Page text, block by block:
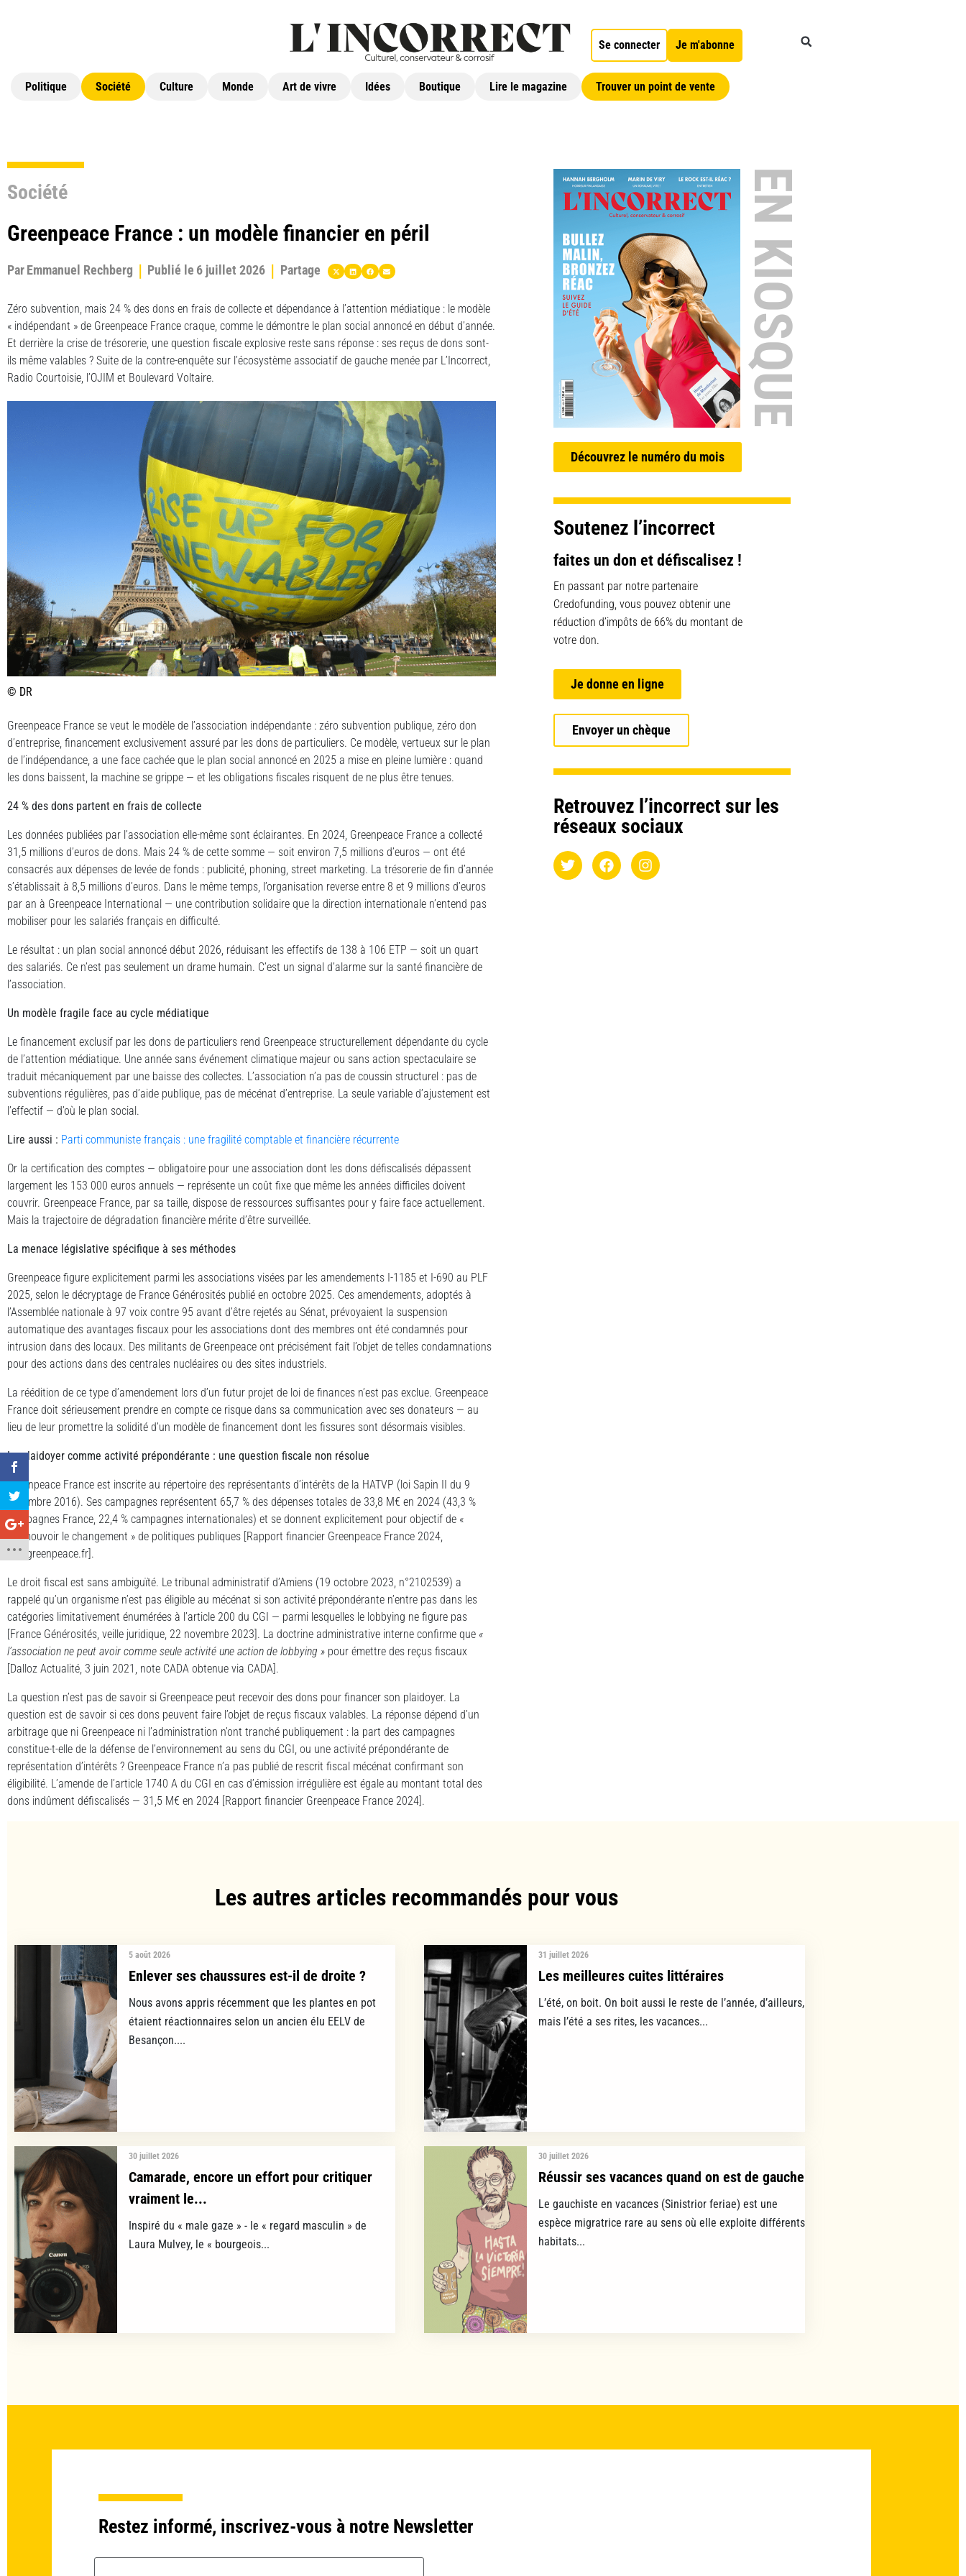
Se connecter Je m'abonne
Politique Société Culture Monde Art de vivre Idées Boutique Lire le magazine Trouver un point de vente
Société
Greenpeace France : un modèle financier en péril
ParEmmanuel Rechberg Publié le 6 juillet 2026 Partage
Zéro subvention, mais 24 % des dons en frais de collecte et dépendance à l’attention médiatique : le modèle
« indépendant » de Greenpeace France craque, comme le démontre le plan social annoncé en début d’année.
Et derrière la crise de trésorerie, une question fiscale explosive reste sans réponse : ses reçus de dons sont-
ils même valables ? Suite de la contre-enquête sur l’écosystème associatif de gauche menée par L’Incorrect,
Radio Courtoisie, l’OJIM et Boulevard Voltaire.
© DR
Greenpeace France se veut le modèle de l’association indépendante : zéro subvention publique, zéro don
d’entreprise, financement exclusivement assuré par les dons de particuliers. Ce modèle, vertueux sur le plan
de l’indépendance, a une face cachée que le plan social annoncé en 2025 a mise en pleine lumière : quand
les dons baissent, la machine se grippe — et les obligations fiscales risquent de ne plus être tenues.
24 % des dons partent en frais de collecte
Les données publiées par l’association elle-même sont éclairantes. En 2024, Greenpeace France a collecté
31,5 millions d’euros de dons. Mais 24 % de cette somme — soit environ 7,5 millions d’euros — ont été
consacrés aux dépenses de levée de fonds : publicité, phoning, street marketing. La trésorerie de fin d’année
s’établissait à 8,5 millions d’euros. Dans le même temps, l’organisation reverse entre 8 et 9 millions d’euros
par an à Greenpeace International — une contribution solidaire que la direction internationale n’entend pas
mobiliser pour les salariés français en difficulté.
Le résultat : un plan social annoncé début 2026, réduisant les effectifs de 138 à 106 ETP — soit un quart
des salariés. Ce n’est pas seulement un drame humain. C’est un signal d’alarme sur la santé financière de
l’association.
Un modèle fragile face au cycle médiatique
Le financement exclusif par les dons de particuliers rend Greenpeace structurellement dépendante du cycle
de l’attention médiatique. Une année sans événement climatique majeur ou sans action spectaculaire se
traduit mécaniquement par une baisse des collectes. L’association n’a pas de coussin structurel : pas de
subventions régulières, pas d’aide publique, pas de mécénat d’entreprise. La seule variable d’ajustement est
l’effectif — d’où le plan social.
Lire aussi : Parti communiste français : une fragilité comptable et financière récurrente
Or la certification des comptes — obligatoire pour une association dont les dons défiscalisés dépassent
largement les 153 000 euros annuels — représente un coût fixe que même les années difficiles doivent
couvrir. Greenpeace France, par sa taille, dispose de ressources suffisantes pour y faire face actuellement.
Mais la trajectoire de dégradation financière mérite d’être surveillée.
La menace législative spécifique à ses méthodes
Greenpeace figure explicitement parmi les associations visées par les amendements I-1185 et I-690 au PLF
2025, selon le décryptage de France Générosités publié en octobre 2025. Ces amendements, adoptés à
l’Assemblée nationale à 97 voix contre 95 avant d’être rejetés au Sénat, prévoyaient la suspension
automatique des avantages fiscaux pour les associations dont des membres ont été condamnés pour
intrusion dans des locaux. Des militants de Greenpeace ont précisément fait l’objet de telles condamnations
pour des actions dans des centrales nucléaires ou des sites industriels.
La réédition de ce type d’amendement lors d’un futur projet de loi de finances n’est pas exclue. Greenpeace
France doit sérieusement prendre en compte ce risque dans sa communication avec ses donateurs — au
lieu de leur promettre la solidité d’un modèle de financement dont les fissures sont désormais visibles.
Le plaidoyer comme activité prépondérante : une question fiscale non résolue
Greenpeace France est inscrite au répertoire des représentants d’intérêts de la HATVP (loi Sapin II du 9
décembre 2016). Ses campagnes représentent 65,7 % des dépenses totales de 33,8 M€ en 2024 (43,3 %
campagnes France, 22,4 % campagnes internationales) et se donnent explicitement pour objectif de «
promouvoir le changement » de politiques publiques [Rapport financier Greenpeace France 2024,
cdn.greenpeace.fr].
Le droit fiscal est sans ambiguïté. Le tribunal administratif d’Amiens (19 octobre 2023, n°2102539) a
rappelé qu’un organisme n’est pas éligible au mécénat si son activité prépondérante n’entre pas dans les
catégories limitativement énumérées à l’article 200 du CGI — parmi lesquelles le lobbying ne figure pas
[France Générosités, veille juridique, 22 novembre 2023]. La doctrine administrative interne confirme que «
l’association ne peut avoir comme seule activité une action de lobbying » pour émettre des reçus fiscaux
[Dalloz Actualité, 3 juin 2021, note CADA obtenue via CADA].
La question n’est pas de savoir si Greenpeace peut recevoir des dons pour financer son plaidoyer. La
question est de savoir si ces dons peuvent faire l’objet de reçus fiscaux valables. La réponse dépend d’un
arbitrage que ni Greenpeace ni l’administration n’ont tranché publiquement : la part des campagnes
constitue-t-elle de la défense de l’environnement au sens du CGI, ou une activité prépondérante de
représentation d’intérêts ? Greenpeace France n’a pas publié de rescrit fiscal mécénat confirmant son
éligibilité. L’amende de l’article 1740 A du CGI en cas d’émission irrégulière est égale au montant total des
dons indûment défiscalisés — 31,5 M€ en 2024 [Rapport financier Greenpeace France 2024].
EN KIOSQUE
Découvrez le numéro du mois
Soutenez l’incorrect
faites un don et défiscalisez !
En passant par notre partenaire
Credofunding, vous pouvez obtenir une
réduction d’impôts de 66% du montant de
votre don.
Je donne en ligne
Envoyer un chèque
Retrouvez l’incorrect sur les
réseaux sociaux
Les autres articles recommandés pour vous​
5 août 2026
Enlever ses chaussures est-il de droite ?
Nous avons appris récemment que les plantes en pot
étaient réactionnaires selon un ancien élu EELV de
Besançon....
31 juillet 2026
Les meilleures cuites littéraires
L’été, on boit. On boit aussi le reste de l’année, d’ailleurs,
mais l’été a ses rites, les vacances...
30 juillet 2026
Camarade, encore un effort pour critiquer
vraiment le...
Inspiré du « male gaze » - le « regard masculin » de
Laura Mulvey, le « bourgeois...
30 juillet 2026
Réussir ses vacances quand on est de gauche
Le gauchiste en vacances (Sinistrior feriae) est une
espèce migratrice rare au sens où elle exploite différents
habitats...
Restez informé, inscrivez-vous à notre Newsletter